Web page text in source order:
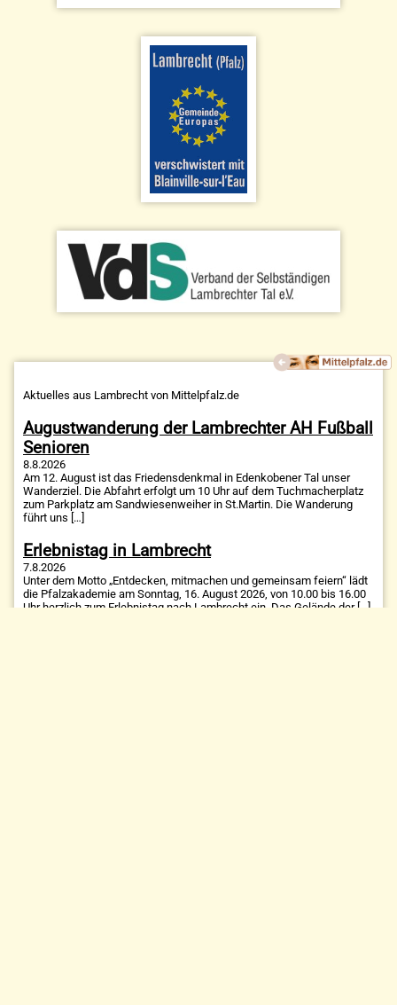
Aktuelles aus Lambrecht von Mittelpfalz.de
Augustwanderung der Lambrechter AH Fußball
Senioren
8.8.2026
Am 12. August ist das Friedensdenkmal in Edenkobener Tal unser
Wanderziel. Die Abfahrt erfolgt um 10 Uhr auf dem Tuchmacherplatz
zum Parkplatz am Sandwiesenweiher in St.Martin. Die Wanderung
führt uns […]
Erlebnistag in Lambrecht
7.8.2026
Unter dem Motto „Entdecken, mitmachen und gemeinsam feiern“ lädt
die Pfalzakademie am Sonntag, 16. August 2026, von 10.00 bis 16.00
Uhr herzlich zum Erlebnistag nach Lambrecht ein. Das Gelände der […]